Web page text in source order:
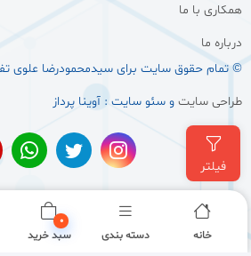
خانه دسته بندی
0
سبد خرید
فیلتر
همکاری با ما
درباره ما
© تمام حقوق سایت برای سيدمحمودرضا علوی
طراحی سایتو سئو سایت : آوینا پرداز